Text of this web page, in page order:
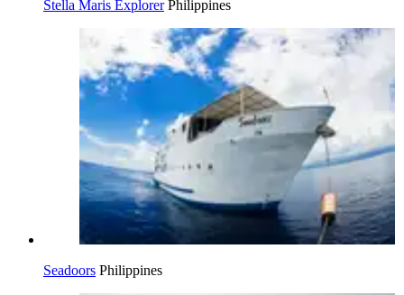
Stella Maris Explorer Philippines
Seadoors Philippines